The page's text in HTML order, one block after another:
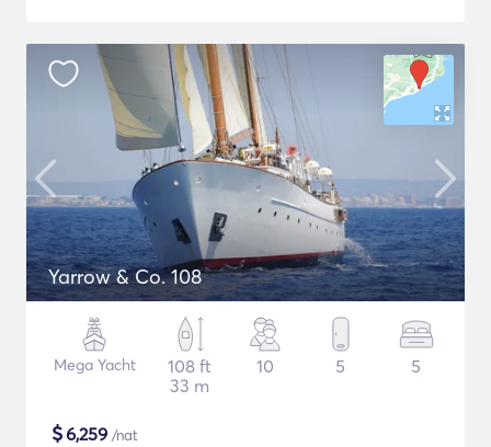
Yarrow & Co. 108
Mega Yacht
108 ft
33 m
10 5 5
$6,259 /nat